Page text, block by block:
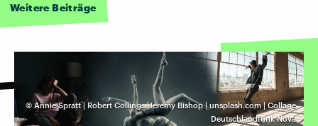
Weitere Beiträge
©Annie Spratt | Robert Collings |Jeremy Bishop | unsplash.com | Collage
Deutschlandfunk Nova